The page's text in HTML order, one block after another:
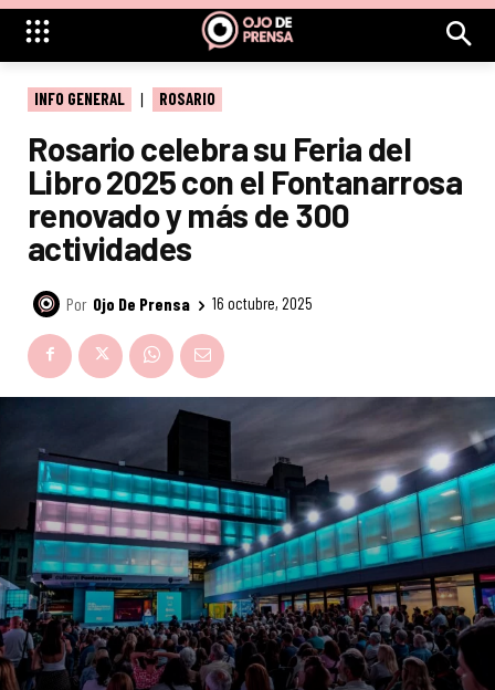
INFO GENERAL ROSARIO
Rosario celebra su Feria del
Libro 2025 con el Fontanarrosa
renovado y más de 300
actividades
Por Ojo De Prensa 16 octubre, 2025